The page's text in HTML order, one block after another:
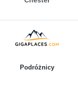
Podróżnicy